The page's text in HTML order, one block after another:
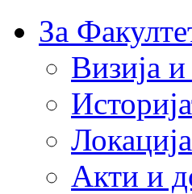
За
Визија
Акти и